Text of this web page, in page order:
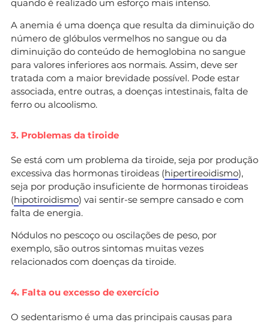
quando é realizado um esforço mais intenso.
A anemia é uma doença que resulta da diminuição do
número de glóbulos vermelhos no sangue ou da
diminuição do conteúdo de hemoglobina no sangue
para valores inferiores aos normais. Assim, deve ser
tratada com a maior brevidade possível. Pode estar
associada, entre outras, a doenças intestinais, falta de
ferro ou alcoolismo.
3. Problemas da tiroide
Se está com um problema da tiroide, seja por produção
excessiva das hormonas tiroideas (hipertireoidismo),
seja por produção insuficiente de hormonas tiroideas
(hipotiroidismo) vai sentir-se sempre cansado e com
falta de energia.
Nódulos no pescoço ou oscilações de peso, por
exemplo, são outros sintomas muitas vezes
relacionados com doenças da tiroide.
4. Falta ou excesso de exercício
O sedentarismo é uma das principais causas para